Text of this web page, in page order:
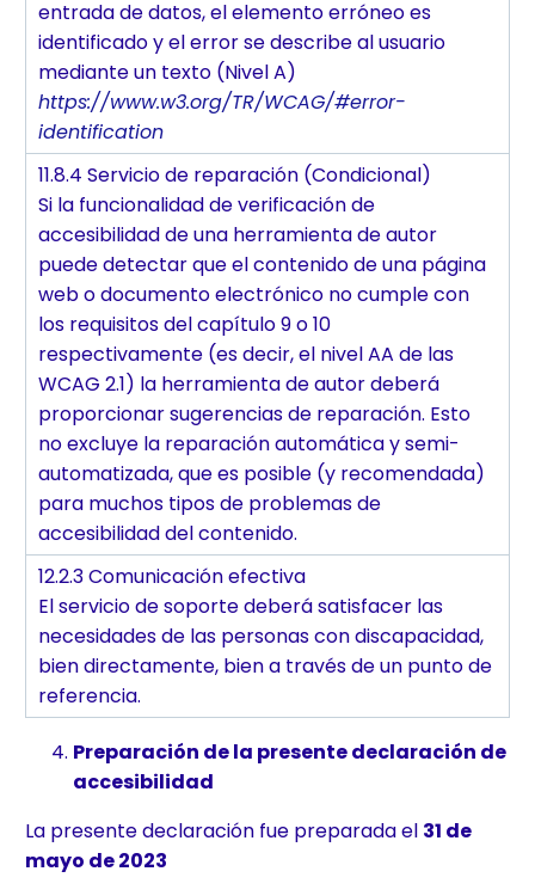
entrada de datos, el elemento erróneo es
identificado y el error se describe al usuario
mediante un texto (Nivel A)
https://www.w3.org/TR/WCAG/#error-
identification
11.8.4 Servicio de reparación (Condicional)
Si la funcionalidad de verificación de
accesibilidad de una herramienta de autor
puede detectar que el contenido de una página
web o documento electrónico no cumple con
los requisitos del capítulo 9 o 10
respectivamente (es decir, el nivel AA de las
WCAG 2.1) la herramienta de autor deberá
proporcionar sugerencias de reparación. Esto
no excluye la reparación automática y semi-
automatizada, que es posible (y recomendada)
para muchos tipos de problemas de
accesibilidad del contenido.
12.2.3 Comunicación efectiva
El servicio de soporte deberá satisfacer las
necesidades de las personas con discapacidad,
bien directamente, bien a través de un punto de
referencia.
Preparación de la presente declaración de
accesibilidad
La presente declaración fue preparada el 31 de
mayo de 2023